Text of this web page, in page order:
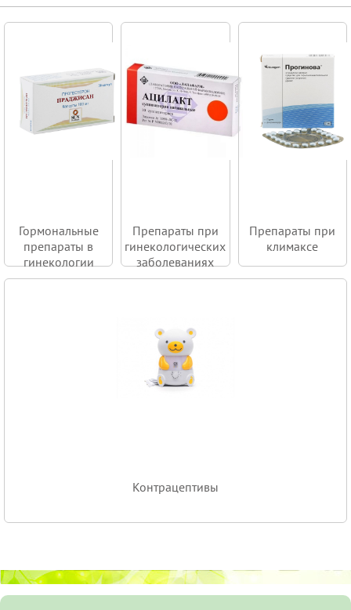
Гормональные
препараты в
гинекологии
Препараты при
гинекологических
заболеваниях
Препараты при
климаксе
Контрацептивы